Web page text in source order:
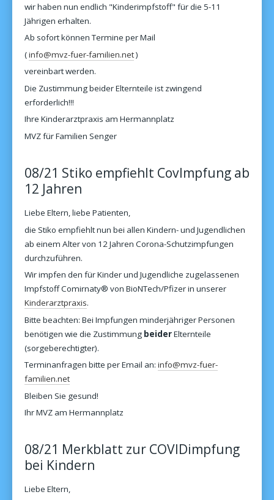
wir haben nun endlich "Kinderimpfstoff" für die 5-11
Jährigen erhalten.
Ab sofort können Termine per Mail
(info@mvz-fuer-familien.net)
vereinbart werden.
Die Zustimmung beider Elternteile ist zwingend
erforderlich!!!
Ihre Kinderarztpraxis am Hermannplatz
MVZ für Familien Senger
08/21 Stiko empfiehlt CovImpfung ab
12 Jahren
Liebe Eltern, liebe Patienten,
die Stiko empfiehlt nun bei allen Kindern- und Jugendlichen
ab einem Alter von 12 Jahren Corona-Schutzimpfungen
durchzuführen.
Wir impfen den für Kinder und Jugendliche zugelassenen
Impfstoff Comirnaty® von BioNTech/Pfizer in unserer
Kinderarztpraxis.
Bitte beachten: Bei Impfungen minderjähriger Personen
benötigen wie die Zustimmung beiderElternteile
(sorgeberechtigter).
Terminanfragen bitte per Email an: info@mvz-fuer-
familien.net
Bleiben Sie gesund!
Ihr MVZ am Hermannplatz
08/21 Merkblatt zur COVIDimpfung
bei Kindern
Liebe Eltern,